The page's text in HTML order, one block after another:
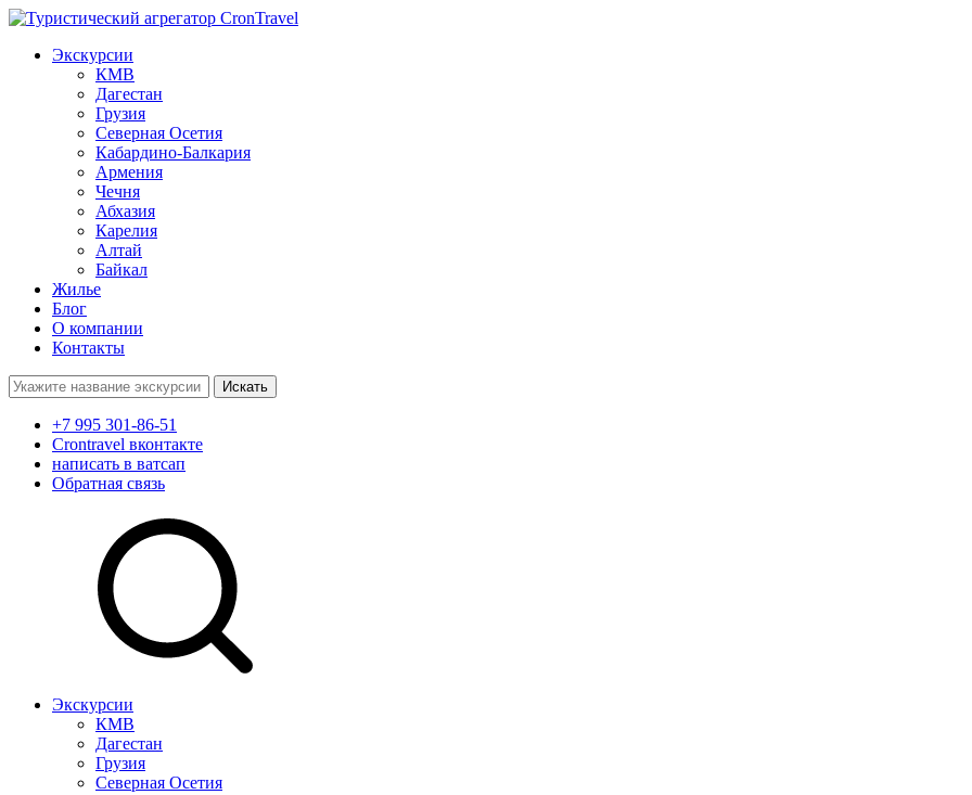
Экскурсии
КМВ
Дагестан
Грузия
Северная Осетия
Кабардино-Балкария
Армения
Чечня
Абхазия
Карелия
Алтай
Байкал
Жилье
Блог
О компании
Контакты
Поиск:
+7 995 301-86-51
Crontravel вконтакте
написать в ватсап
Обратная связь
Экскурсии
КМВ
Дагестан
Грузия
Северная Осетия